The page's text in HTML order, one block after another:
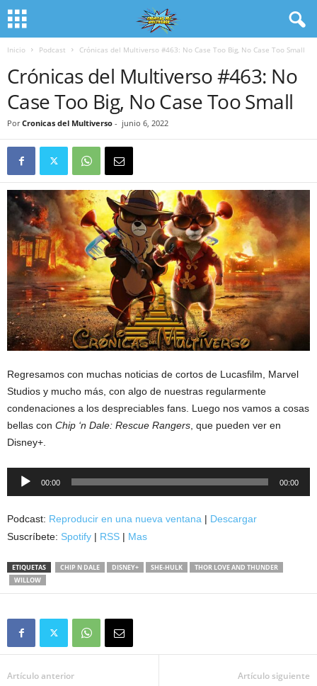
Inicio Podcast Crónicas del Multiverso #463: No Case Too Big, No Case Too Small
Crónicas del Multiverso #463: No
Case Too Big, No Case Too Small
Por Cronicas del Multiverso - junio 6, 2022
Regresamos con muchas noticias de cortos de Lucasfilm, Marvel
Studios y mucho más, con algo de nuestras regularmente
condenaciones a los despreciables fans. Luego nos vamos a cosas
bellas con Chip ‘n Dale: Rescue Rangers , que pueden ver en
Disney+.
Reproductor
00:00 00:00
Podcast: Reproducir en una nueva ventana | Descargar
Suscríbete: Spotify | RSS | Mas
ETIQUETAS CHIP N DALE DISNEY+ SHE-HULK
THOR LOVE AND THUNDER
WILLOW
Artículo anterior Artículo siguiente